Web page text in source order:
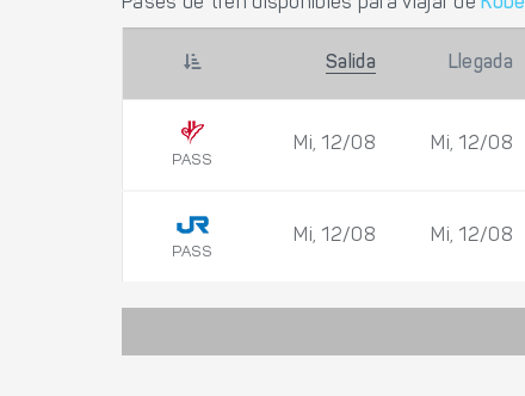
Salida Llegada
PASS
Mi, 12/08 Mi, 12/08
PASS
Mi, 12/08 Mi, 12/08